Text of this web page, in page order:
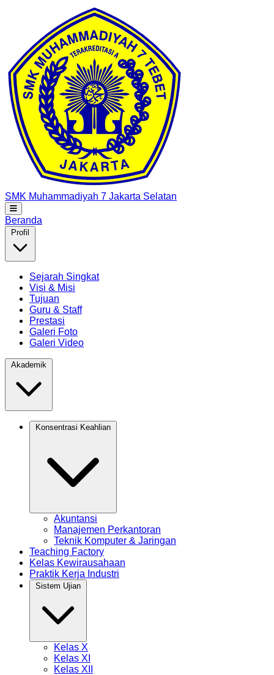
SMK Muhammadiyah 7 Jakarta Selatan
Beranda
Sejarah Singkat
Visi & Misi
Tujuan
Guru & Staff
Prestasi
Galeri Foto
Galeri Video
Akuntansi
Manajemen Perkantoran
Teknik Komputer & Jaringan
Teaching Factory
Kelas Kewirausahaan
Praktik Kerja Industri
Kelas X
Kelas XI
Kelas XII